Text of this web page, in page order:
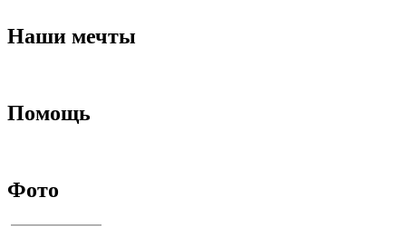
Наши мечты
Помощь
Фото